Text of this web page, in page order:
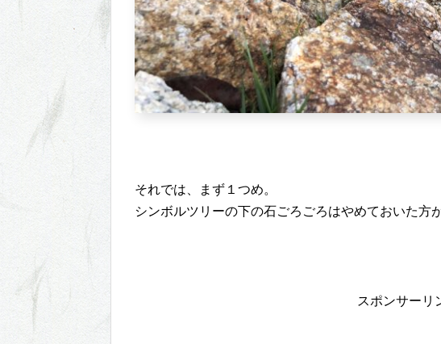
それでは、まず１つめ。
シンボルツリーの下の石ごろごろはやめておいた方
スポンサーリ